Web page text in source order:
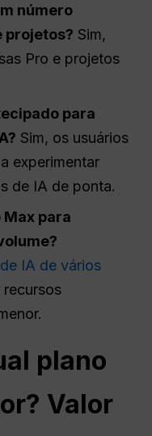
número
projetos? Sim,
Pro e projetos
para
Sim, os usuários
experimentar
de IA de ponta.
para
IA de vários
plano
Valor